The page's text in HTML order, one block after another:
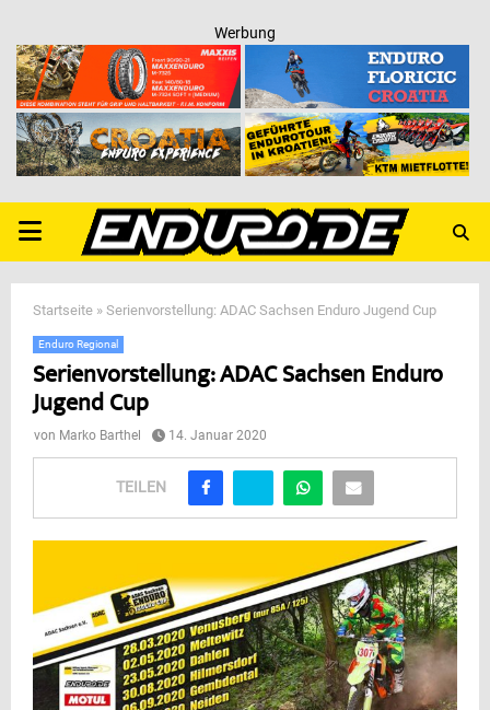
Werbung
PRIMARY
MENU
Startseite » Serienvorstellung: ADAC Sachsen Enduro Jugend Cup
Enduro Regional
Serienvorstellung: ADAC Sachsen Enduro
Jugend Cup
von Marko Barthel 14. Januar 2020
TEILEN